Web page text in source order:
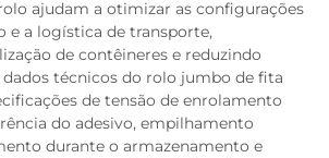
ajudam a otimizar as configurações
e a logística de transporte,
de contêineres e reduzindo
dados técnicos do rolo jumbo de fita
de tensão de enrolamento
do adesivo, empilhamento
durante o armazenamento e